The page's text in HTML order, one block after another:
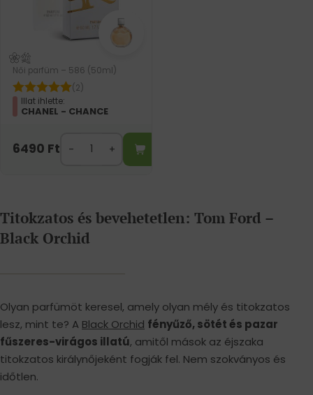
Női parfüm – 586 (50ml)
(2)
Illat ihlette:
CHANEL - CHANCE
6490 Ft
Titokzatos és bevehetetlen: Tom Ford –
Black Orchid
Olyan parfümöt keresel, amely olyan mély és titokzatos
lesz, mint te? A Black Orchid fényűző, sötét és pazar
fűszeres-virágos illatú, amitől mások az éjszaka
titokzatos királynőjeként fogják fel. Nem szokványos és
időtlen.